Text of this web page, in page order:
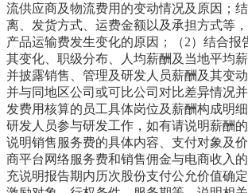
流供应商及物流费用的变动情况及原因；
离、发货方式、运费金额以及承担方式等
产品运输费发生变化的原因；（2）结合报
其变化、职级分布、人均薪酬及当地平均
并披露销售、管理及研发人员薪酬及其变
并与同地区公司或可比公司对比差异情况
发费用核算的员工具体岗位及薪酬构成明
研发人员参与研发工作，如有请说明薪酬的
说明销售服务费的具体内容、支付对象及
商平台网络服务费和销售佣金与电商收入
充说明报告期内历次股份支付公允价值确